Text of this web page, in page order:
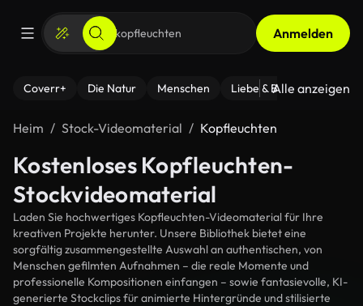
Anmelden
Coverr+ Die Natur Menschen Liebe & Beziehungen
Alle anzeigen
Heim Stock-Videomaterial Kopfleuchten
Kostenloses Kopfleuchten-
Stockvideomaterial
Laden Sie hochwertiges Kopfleuchten-Videomaterial für Ihre
kreativen Projekte herunter. Unsere Bibliothek bietet eine
sorgfältig zusammengestellte Auswahl an authentischen, von
Menschen gefilmten Aufnahmen – die reale Momente und
professionelle Kompositionen einfangen – sowie fantasievolle, KI-
generierte Stockclips für animierte Hintergründe und stilisierte